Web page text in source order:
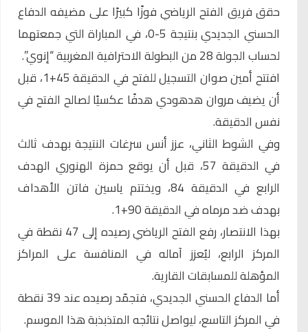
حقق فريق الفتح الرياضي فوزًا كبيرًا على مضيفه الدفاع
الحسني الجديدي بنتيجة 5-0، في المباراة التي جمعتهما
لحساب الجولة 28 من البطولة الاحترافية المغربية “إنوي”.
افتتح أمين صوان التسجيل للفتح في الدقيقة 45+1، قبل
أن يضيف مروان هدهودي هدفًا عكسيًا لصالح الفتح في
نفس الدقيقة.
وفي الشوط الثاني، عزز أنس سرغات النتيجة بهدف ثالث
في الدقيقة 57، قبل أن يوقع حمزة الهنوري الهدف
الرابع في الدقيقة 84، ويختتم ياسين فاتن الأهداف
بهدف ضد مرماه في الدقيقة 90+1.
بهذا الانتصار، رفع الفتح الرياضي رصيده إلى 47 نقطة في
المركز الرابع، ليُعزز آماله في المنافسة على المراكز
المؤهلة للمسابقات القارية.
أما الدفاع الحسني الجديدي، فتجمّد رصيده عند 39 نقطة
في المركز التاسع، ليواصل نتائجه المتذبذبة هذا الموسم.